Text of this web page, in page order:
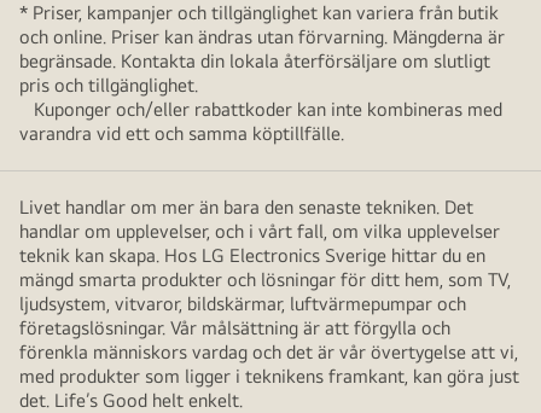
* Priser, kampanjer och tillgänglighet kan variera från butik
och online. Priser kan ändras utan förvarning. Mängderna är
begränsade. Kontakta din lokala återförsäljare om slutligt
pris och tillgänglighet.
Kuponger och/eller rabattkoder kan inte kombineras med
varandra vid ett och samma köptillfälle.
Livet handlar om mer än bara den senaste tekniken. Det
handlar om upplevelser, och i vårt fall, om vilka upplevelser
teknik kan skapa. Hos LG Electronics Sverige hittar du en
mängd smarta produkter och lösningar för ditt hem, som TV,
ljudsystem, vitvaror, bildskärmar, luftvärmepumpar och
företagslösningar. Vår målsättning är att förgylla och
förenkla människors vardag och det är vår övertygelse att vi,
med produkter som ligger i teknikens framkant, kan göra just
det. Life’s Good helt enkelt.